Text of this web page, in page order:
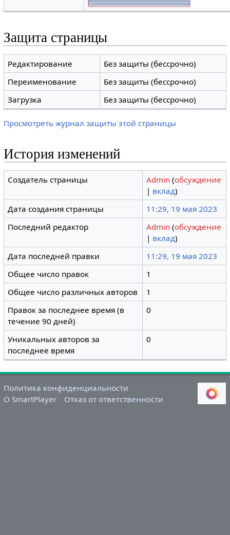
Защита страницы
Редактирование
Без защиты (бессрочно)
Переименование
Без защиты (бессрочно)
Загрузка
Без защиты (бессрочно)
Просмотреть журнал защиты этой страницы
История изменений
Создатель страницы Admin (обсуждение
| вклад)
Дата создания страницы
11:29, 19 мая 2023
Последний редактор
Admin (обсуждение
| вклад)
Дата последней правки
11:29, 19 мая 2023
Общее число правок
1
Общее число различных авторов
1
Правок за последнее время (в
течение 90 дней)
0
Уникальных авторов за
последнее время
0
Политика конфиденциальности
О SmartPlayer
Отказ от ответственности